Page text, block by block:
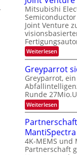
-
T
r
e
n
d
s
e
r
s
t
e
n
H
a
b
j
a
h
r
a
r
n
i
m
m
t
i
n
d
e
r
D
A
C
H
-
I
d
u
t
k
-
K
u
r
s
v
o
P
h
o
t
o
n
i
c
s
H
u
b
Mitsubishi
Joint Venture
Weiterlesen:
M
t
s
u
b
i
s
h
i
E
l
e
c
Greyparrot
Greyparrot,
Runde
Weiterlesen:
G
e
y
p
a
MantiSpectra
4K-MEMS und
Partnerschaft